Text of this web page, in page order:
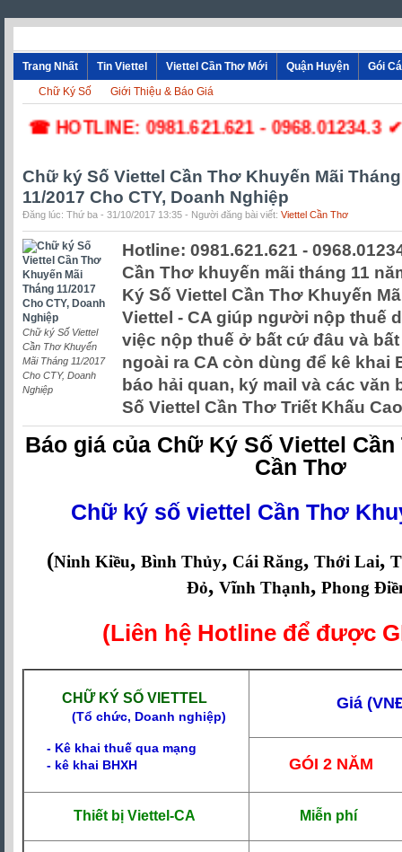
Trang Nhất Tin Viettel Viettel Cần Thơ Mới Quận Huyện
Gói
Chữ Ký Số
Giới Thiệu & Báo Giá
☎ HOTLINE: 0981.621.621 - 0968.01234.3 ✔
Chữ ký Số Viettel Cần Thơ Khuyến Mãi Tháng
11/2017 Cho CTY, Doanh Nghiệp
Đăng lúc: Thứ ba - 31/10/2017 13:35 - Người đăng bài viết: Viettel Cần Thơ
Chữ ký Số Viettel
Cần Thơ Khuyến
Mãi Tháng 11/2017
Cho CTY, Doanh
Nghiệp
Hotline: 0981.621.621 -
Cần Thơ khuyến mãi tháng 11
Ký Số Viettel Cần Thơ Khuyến
Viettel - CA giúp người nộp thuế
việc nộp thuế ở bất cứ đâu và
ngoài ra CA còn dùng để kê khai
báo hải quan, ký mail và các văn
Số Viettel Cần Thơ Triết Khấu
Báo giá của Chữ Ký Số Viettel
Cần Thơ
Chữ ký số viettel Cần Thơ
(Ninh Kiều, Bình Thủy, Cái Răng, Thới Lai,
Đỏ, Vĩnh Thạnh, Phong
(Liên hệ Hotline để được
CHỮ KÝ SỐ VIETTEL
(Tổ chức, Doanh nghiệp)
- Kê khai thuế qua mạng
- kê khai BHXH
Giá
GÓI 2 NĂM
Thiết bị Viettel-CA Miễn phí